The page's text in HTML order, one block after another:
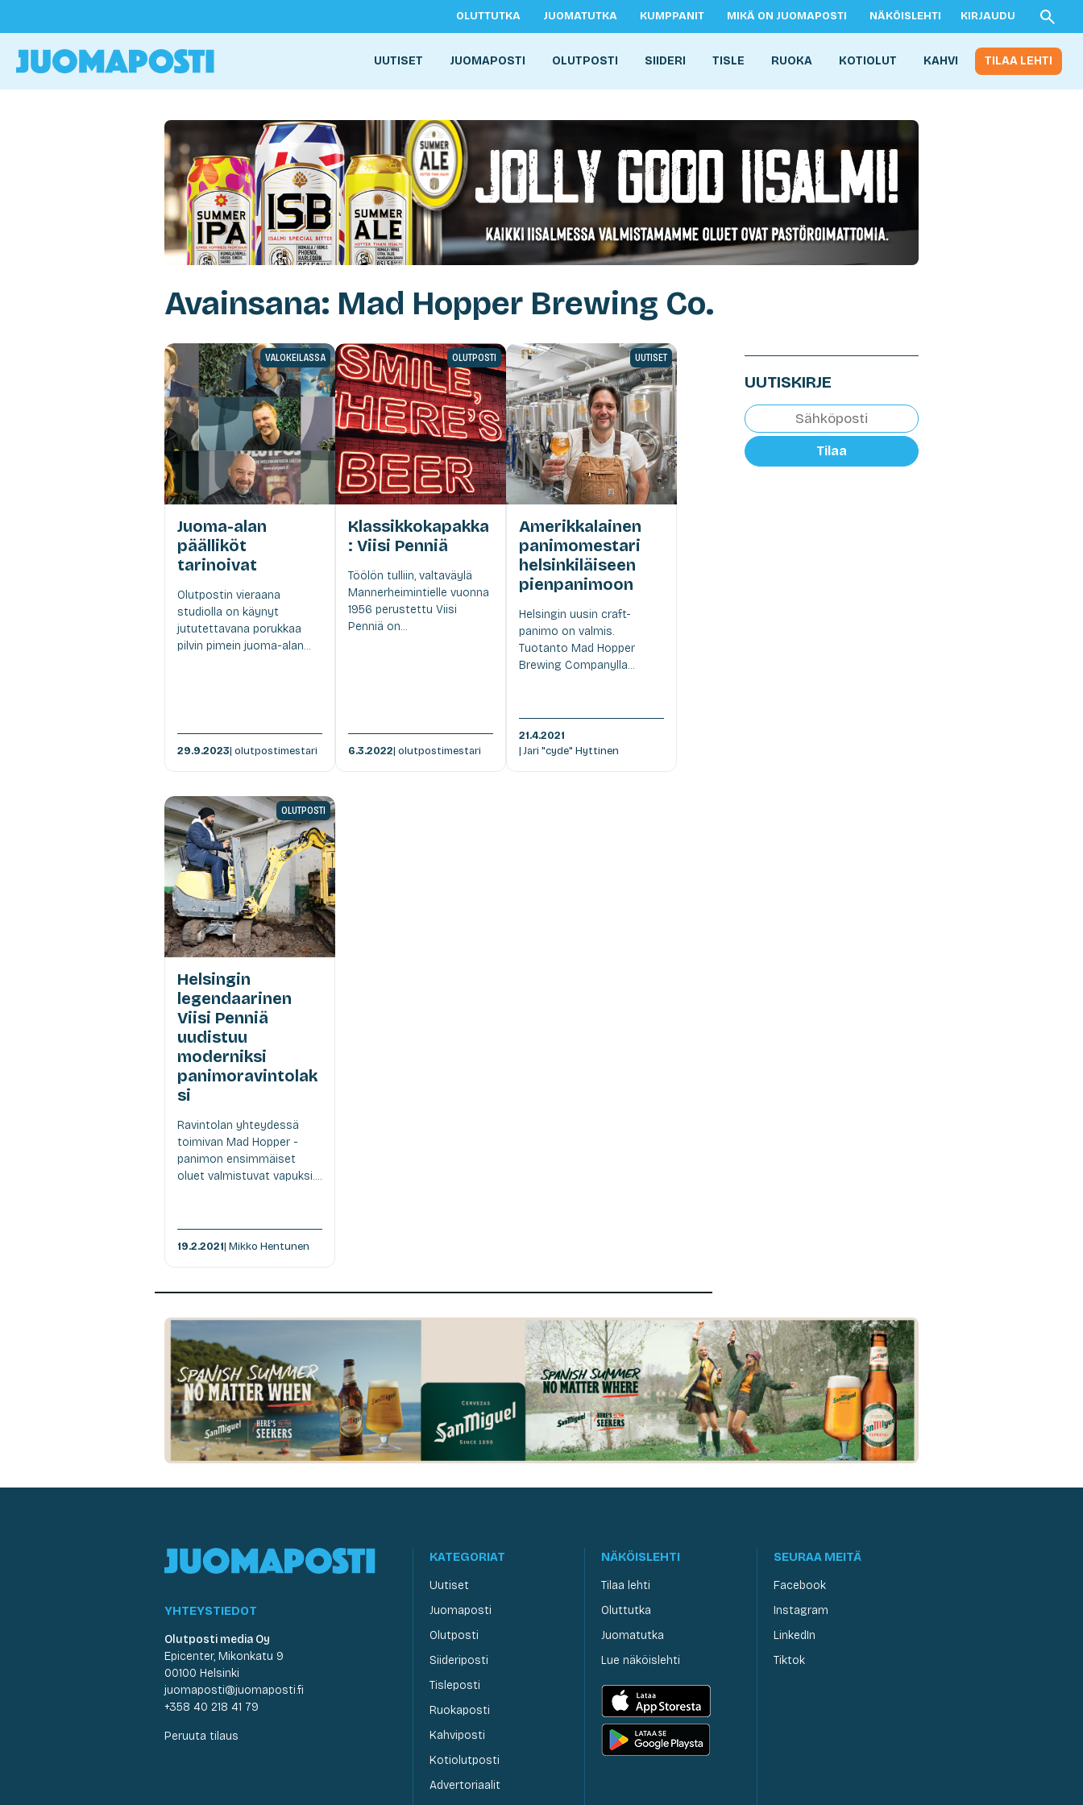
OLUTTUTKA JUOMATUTKA KUMPPANIT MIKÄ ON JUOMAPOSTI NÄKÖISLEHTI KIRJAUDU
UUTISET JUOMAPOSTI OLUTPOSTI SIIDERI TISLE RUOKA KOTIOLUT KAHVI TILAA LEHTI
Avainsana: Mad Hopper Brewing Co.
VALOKEILASSA
Juoma-alan
päälliköt
tarinoivat
Olutpostin vieraana
studiolla on käynyt
jututettavana porukkaa
pilvin pimein juoma-alan...
29.9.2023| olutpostimestari
OLUTPOSTI
Klassikkokapakka
: Viisi Penniä
Töölön tulliin, valtaväylä
Mannerheimintielle vuonna
1956 perustettu Viisi
Penniä on...
6.3.2022| olutpostimestari
UUTISET
Amerikkalainen
panimomestari
helsinkiläiseen
pienpanimoon
Helsingin uusin craft-
panimo on valmis.
Tuotanto Mad Hopper
Brewing Companylla...
21.4.2021
| Jari "cyde" Hyttinen
OLUTPOSTI
Helsingin
legendaarinen
Viisi Penniä
uudistuu
moderniksi
panimoravintolak
si
Ravintolan yhteydessä
toimivan Mad Hopper -
panimon ensimmäiset
oluet valmistuvat vapuksi....
19.2.2021| Mikko Hentunen
UUTISKIRJE
Tilaa
YHTEYSTIEDOT
Olutposti media Oy
Epicenter, Mikonkatu 9
00100 Helsinki
juomaposti@juomaposti.fi
+358 40 218 41 79
Peruuta tilaus
KATEGORIAT
Uutiset
Juomaposti
Olutposti
Siideriposti
Tisleposti
Ruokaposti
Kahviposti
Kotiolutposti
Advertoriaalit
NÄKÖISLEHTI
Tilaa lehti
Oluttutka
Juomatutka
Lue näköislehti
SEURAA MEITÄ
Facebook
Instagram
LinkedIn
Tiktok